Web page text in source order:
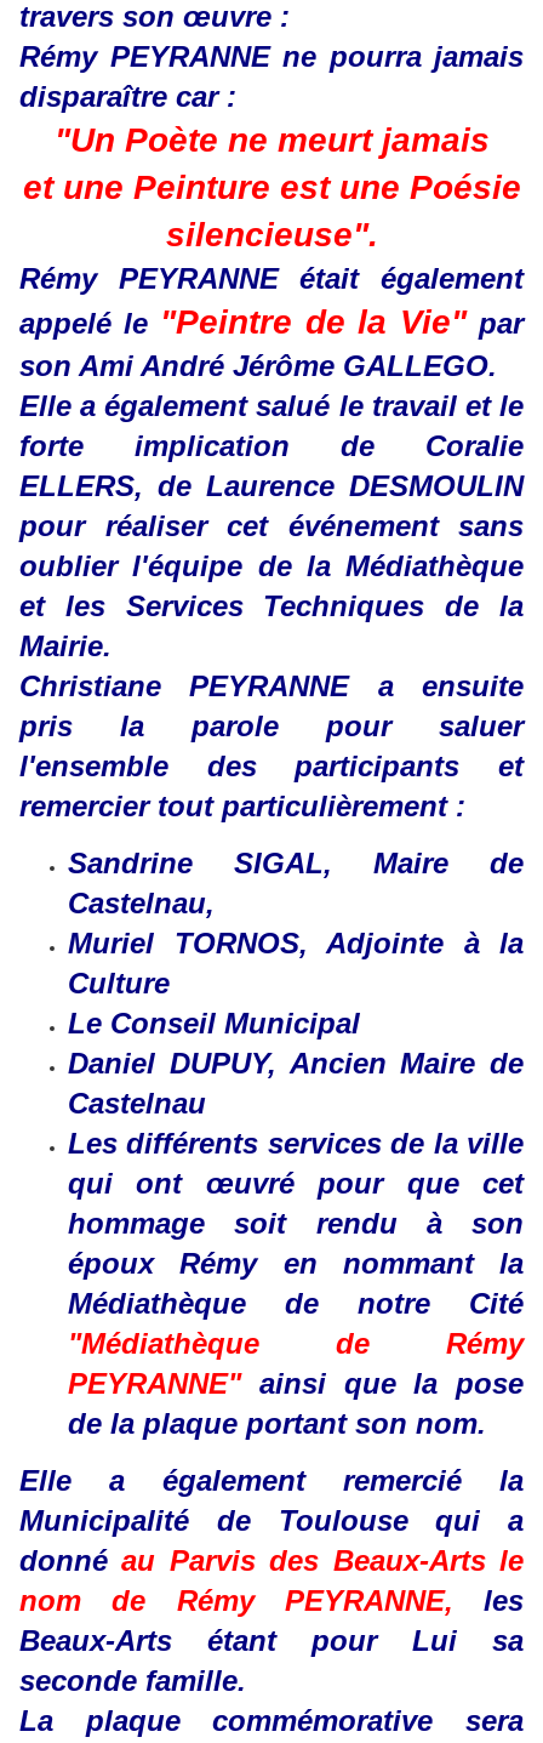
travers son œuvre :
Rémy PEYRANNE ne pourra jamais
disparaître car :
"Un Poète ne meurt jamais
et une Peinture est une Poésie
silencieuse".
Rémy PEYRANNE était également
appelé le "Peintre de la Vie"par
son Ami André Jérôme GALLEGO.
Elle a également salué le travail et le
forte implication de Coralie
ELLERS, de Laurence DESMOULIN
pour réaliser cet événement sans
oublier l'équipe de la Médiathèque
et les Services Techniques de la
Mairie.
Christiane PEYRANNE a ensuite
pris la parole pour saluer
l'ensemble des participants et
remercier tout particulièrement :
Sandrine SIGAL, Maire de
Castelnau,
Muriel TORNOS, Adjointe à la
Culture
Le Conseil Municipal
Daniel DUPUY, Ancien Maire de
Castelnau
Les différents services de la ville
qui ont œuvré pour que cet
hommage soit rendu à son
époux Rémy en nommant la
Médiathèque de notre Cité
"Médiathèque de Rémy
PEYRANNE"ainsi que la pose
de la plaque portant son nom.
Elle a également remercié la
Municipalité de Toulouse qui a
donnéau Parvis des Beaux-Arts le
nom de Rémy PEYRANNE, les
Beaux-Arts étant pour Lui sa
seconde famille.
La plaque commémorative sera